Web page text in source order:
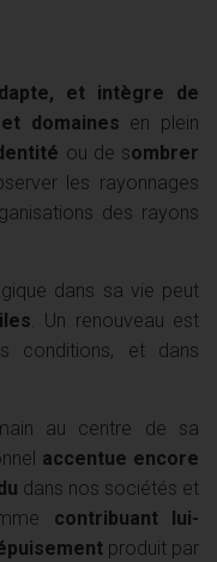
et intègre de
domaines en plein
ou de sombrer
les rayonnages
des rayons
dans sa vie peut
. Un renouveau est
conditions, et dans
au centre de sa
accentue encore
dans nos sociétés et
contribuant lui-
produit par